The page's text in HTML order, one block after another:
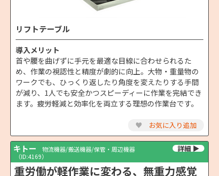
リフトテーブル
導入メリット
首や腰を曲げずに手元を最適な目線に合わせられるた
め、作業の視認性と精度が劇的に向上。大物・重量物の
ワークでも、ひっくり返したり角度を変えたりする手間
が減り、1人でも安全かつスピーディーに作業を完結でき
ます。疲労軽減と効率化を両立する理想の作業台です。
♥ お気に入り追加
キトー
物流機器/搬送機器/保管・周辺機器
（ID:4169）
重労働が軽作業に変わる、無重力感覚